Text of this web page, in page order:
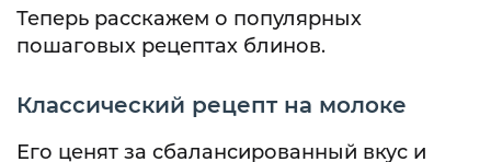
Теперь расскажем о популярных
пошаговых рецептах блинов.
Классический рецепт на молоке
Его ценят за сбалансированный вкус и